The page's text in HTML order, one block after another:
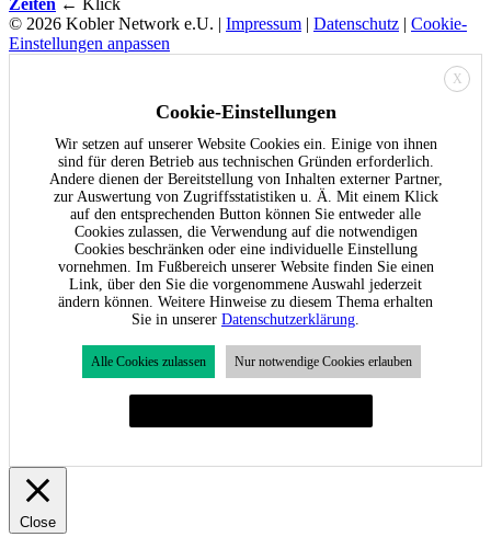
Zeiten ← Klick
© 2026 Kobler Network e.U. | Impressum | Datenschutz | Cookie-
Einstellungen anpassen
X
Cookie-Einstellungen
Wir setzen auf unserer Website Cookies ein. Einige von ihnen
sind für deren Betrieb aus technischen Gründen erforderlich.
Andere dienen der Bereitstellung von Inhalten externer Partner,
zur Auswertung von Zugriffsstatistiken u. Ä. Mit einem Klick
auf den entsprechenden Button können Sie entweder alle
Cookies zulassen, die Verwendung auf die notwendigen
Cookies beschränken oder eine individuelle Einstellung
vornehmen. Im Fußbereich unserer Website finden Sie einen
Link, über den Sie die vorgenommene Auswahl jederzeit
ändern können. Weitere Hinweise zu diesem Thema erhalten
Sie in unserer Datenschutzerklärung.
Alle Cookies zulassen Nur notwendige Cookies erlauben
Close